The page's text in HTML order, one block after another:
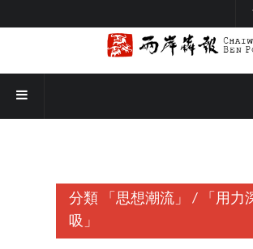
分類 「思想潮流」 /
「用力
吸」